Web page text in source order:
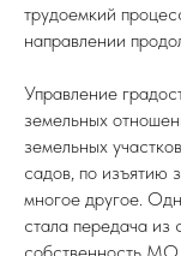
трудоемкий
направлении
Управление
земельных
земельных
садов, по изъятию
многое другое.
стала передача